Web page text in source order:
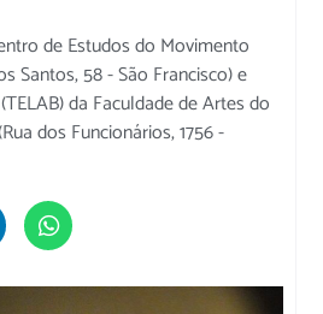
de Estudos do Movimento
Santos, 58 - São Francisco) e
da Faculdade de Artes do
dos Funcionários, 1756 -